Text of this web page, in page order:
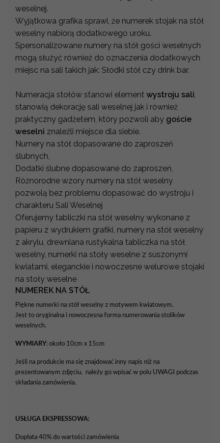
weselnej.
Wyjątkowa grafika sprawi, że numerek stojak na stół
weselny nabiorą dodatkowego uroku.
Spersonalizowane numery na stół gości weselnych
mogą służyć również do oznaczenia dodatkowych
miejsc na sali takich jak: Słodki stół czy drink bar.
Numeracja stołów stanowi element wystroju sali
stanowią dekorację sali weselnej jak i również
praktyczny gadżetem, który pozwoli aby goście
weselni znaleźli miejsce dla siebie.
Numery na stół dopasowane do zaproszeń
ślubnych,
Dodatki ślubne dopasowane do zaproszeń,
Różnorodne wzory numery na stół weselny
pozwolą bez problemu dopasować do wystroju i
charakteru Sali Weselnej
Oferujemy tabliczki na stół weselny wykonane z
papieru z wydrukiem grafiki, numery na stół weselny
z akrylu, drewniana rustykalna tabliczka na stół
weselny, numerki na stoły weselne z suszonymi
kwiatami, eleganckie i nowoczesne welurowe stojaki
na stoły weselne
NUMEREK NA STÓŁ
Piękne numerki na stół weselny z motywem kwiatowym.
Jest to oryginalna i nowoczesna forma numerowania stolików
weselnych.
WYMIARY: około 10cm x 15cm
Jeśli na produkcie ma się znajdować inny napis niż na
prezentowanym zdjęciu, należy go wpisać w polu UWAGI podczas
składania zamówienia.
USŁUGA EKSPRESSOWA:
Dopłata 40% do wartości zamówienia